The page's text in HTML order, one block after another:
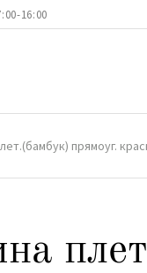
16:00
прямоуг.